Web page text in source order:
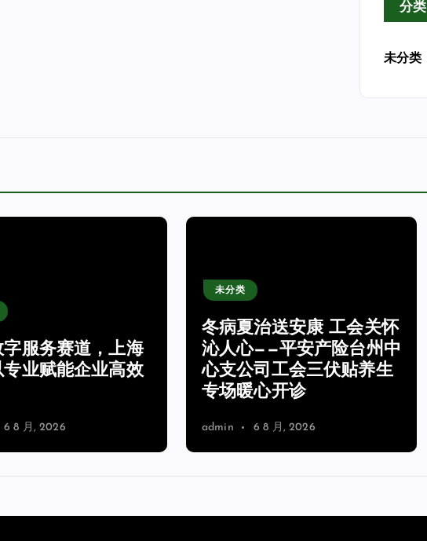
分类
未分类
字服务赛道，上海
专业赋能企业高效
6 8 月, 2026
未分类
冬病夏治送安康 工会关怀
沁人心——平安产险台州中
心支公司工会三伏贴养生
专场暖心开诊
admin 6 8 月, 2026